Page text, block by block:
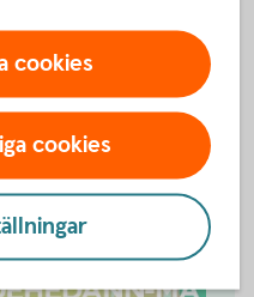
cookies
cookies